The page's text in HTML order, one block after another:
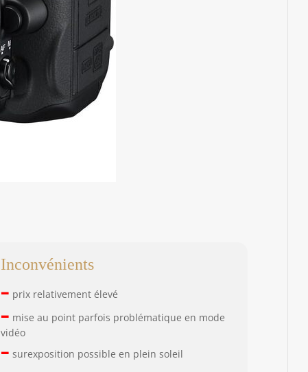
Inconvénients
– prix relativement élevé
– mise au point parfois problématique en mode
vidéo
– surexposition possible en plein soleil